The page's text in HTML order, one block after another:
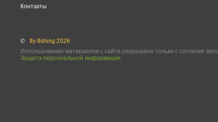
Контакты
©
fly-fishing 2026
Использование материалов с сайта разрешено только с согласия
Защита персональной информации